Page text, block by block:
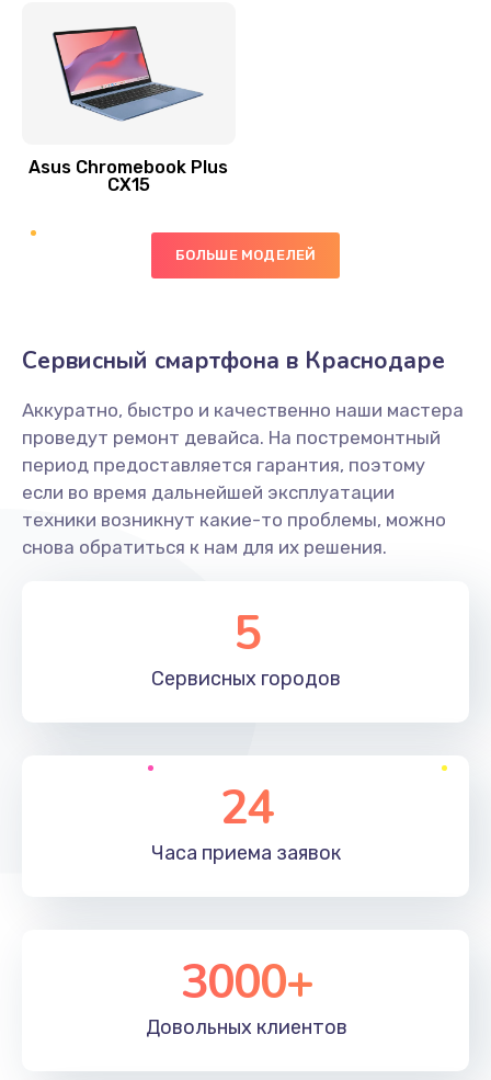
Замена антенны
Заказать
890 руб.
Замена голосового динамика
Заказать
Замена основной камеры
490 руб.
Заказать
1190 руб.
Заказать
Заказать
Замена клавиатуры
1190 руб.
Замена корпуса
890 руб.
Asus Chromebook Plus
CX15
БОЛЬШЕ МОДЕЛЕЙ
Сервисный смартфона в Краснодаре
Аккуратно, быстро и качественно наши мастера
проведут ремонт девайса. На постремонтный
период предоставляется гарантия, поэтому
если во время дальнейшей эксплуатации
техники возникнут какие-то проблемы, можно
снова обратиться к нам для их решения.
5
Сервисных городов
24
Часа приема заявок
3000+
Довольных клиентов